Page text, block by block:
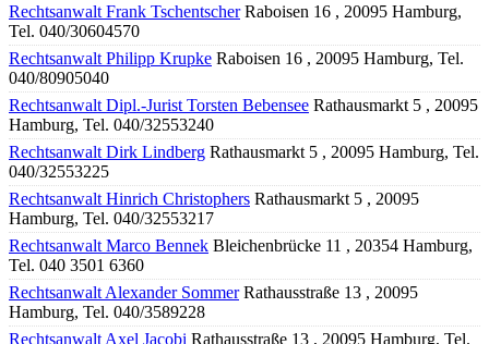
Rechtsanwalt Frank TschentscherRaboisen 16 , 20095 Hamburg,
Tel. 040/30604570
Rechtsanwalt Philipp Krupke Raboisen 16 , 20095 Hamburg, Tel.
040/80905040
Rechtsanwalt Dipl.-Jurist Torsten Bebensee Rathausmarkt 5 , 20095
Hamburg, Tel. 040/32553240
Rechtsanwalt Dirk Lindberg Rathausmarkt 5 , 20095 Hamburg, Tel.
040/32553225
Rechtsanwalt Hinrich Christophers Rathausmarkt 5 , 20095
Hamburg, Tel. 040/32553217
Rechtsanwalt Marco Bennek Bleichenbrücke 11 , 20354 Hamburg,
Tel. 040 3501 6360
Rechtsanwalt Alexander SommerRathausstraße 13 , 20095
Hamburg, Tel. 040/3589228
Rechtsanwalt Axel Jacobi Rathausstraße 13 , 20095 Hamburg, Tel.